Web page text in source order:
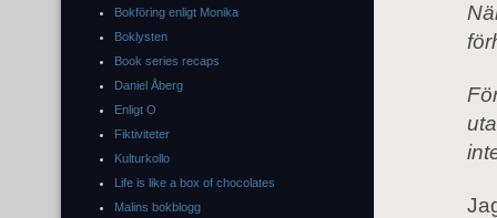
Bokföring enligt Monika
Boklysten
Book series recaps
Daniel Åberg
Enligt O
Fiktiviteter
Kulturkollo
Life is like a box of chocolates
Malins bokblogg